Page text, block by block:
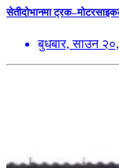
सेतीदोभानमा
बुधबार, साउन